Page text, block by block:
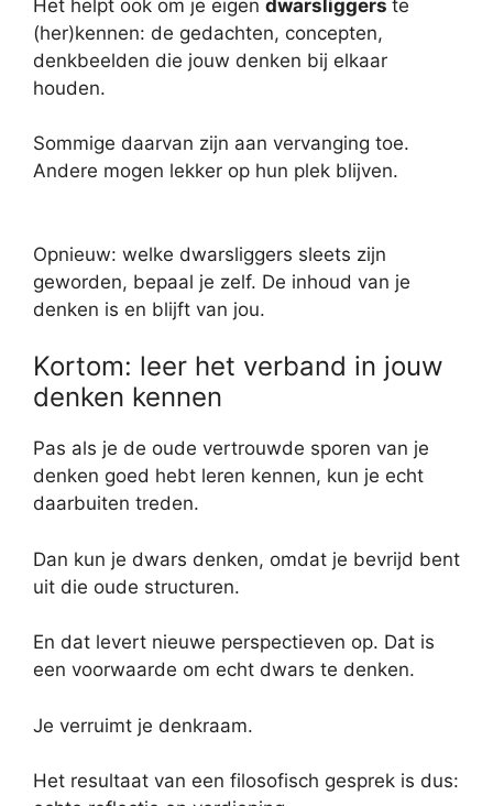
Het helpt ook om je eigen dwarsliggers te
(her)kennen: de gedachten, concepten,
denkbeelden die jouw denken bij elkaar
houden.
Sommige daarvan zijn aan vervanging toe.
Andere mogen lekker op hun plek blijven.
Opnieuw: welke dwarsliggers sleets zijn
geworden, bepaal je zelf. De inhoud van je
denken is en blijft van jou.
Kortom: leer het verband in jouw
denken kennen
Pas als je de oude vertrouwde sporen van je
denken goed hebt leren kennen, kun je echt
daarbuiten treden.
Dan kun je dwars denken, omdat je bevrijd bent
uit die oude structuren.
En dat levert nieuwe perspectieven op. Dat is
een voorwaarde om echt dwars te denken.
Je verruimt je denkraam.
Het resultaat van een filosofisch gesprek is dus: